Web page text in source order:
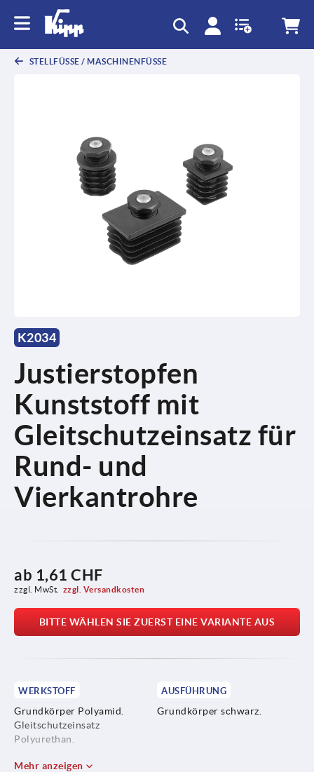
STELLFÜSSE / MASCHINENFÜSSE
K2034
Justierstopfen
Kunststoff mit
Gleitschutzeinsatz für
Rund- und
Vierkantrohre
ab 1,61 CHF
zzgl. MwSt. zzgl. Versandkosten
BITTE WÄHLEN SIE ZUERST EINE VARIANTE AUS
WERKSTOFF
Grundkörper Polyamid.
Gleitschutzeinsatz
Polyurethan.
AUSFÜHRUNG
Grundkörper schwarz.
Mehr anzeigen